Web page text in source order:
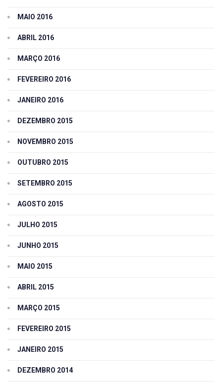
MAIO 2016
ABRIL 2016
MARÇO 2016
FEVEREIRO 2016
JANEIRO 2016
DEZEMBRO 2015
NOVEMBRO 2015
OUTUBRO 2015
SETEMBRO 2015
AGOSTO 2015
JULHO 2015
JUNHO 2015
MAIO 2015
ABRIL 2015
MARÇO 2015
FEVEREIRO 2015
JANEIRO 2015
DEZEMBRO 2014